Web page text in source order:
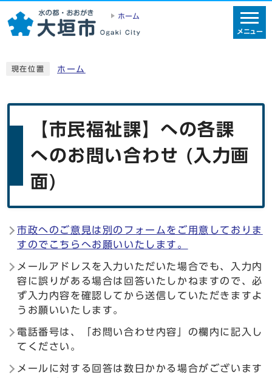
ホーム
メニュー
現在位置 ホーム
【市民福祉課】への各課
へのお問い合わせ (入力画
面)
市政へのご意見は別のフォームをご用意しておりま
すのでこちらへお願いいたします。
メールアドレスを入力いただいた場合でも、入力内
容に誤りがある場合は回答いたしかねますので、必
ず入力内容を確認してから送信していただきますよ
うお願いいたします。
電話番号は、「お問い合わせ内容」の欄内に記入し
てください。
メールに対する回答は数日かかる場合がございます